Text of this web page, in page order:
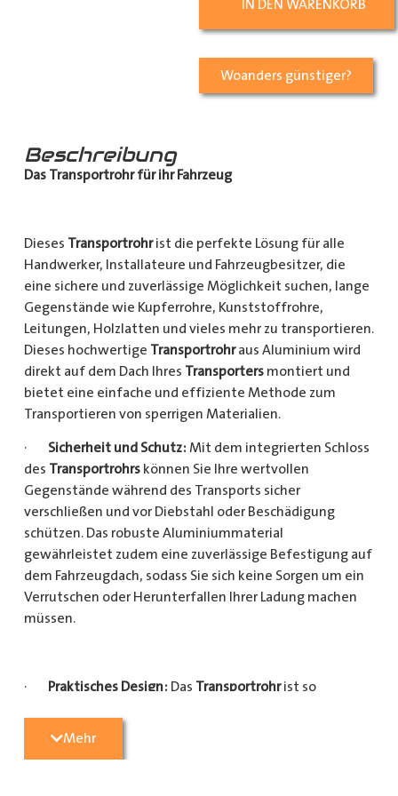
IN DEN WARENKORB
Woanders günstiger?
Beschreibung
Das Transportrohr für ihr Fahrzeug
Dieses Transportrohrist die perfekte Lösung für alle
Handwerker, Installateure und Fahrzeugbesitzer, die
eine sichere und zuverlässige Möglichkeit suchen, lange
Gegenstände wie Kupferrohre, Kunststoffrohre,
Leitungen, Holzlatten und vieles mehr zu transportieren.
Dieses hochwertige Transportrohraus Aluminium wird
direkt auf dem Dach Ihres Transportersmontiert und
bietet eine einfache und effiziente Methode zum
Transportieren von sperrigen Materialien.
· Sicherheit und Schutz: Mit dem integrierten Schloss
des Transportrohrskönnen Sie Ihre wertvollen
Gegenstände während des Transports sicher
verschließen und vor Diebstahl oder Beschädigung
schützen. Das robuste Aluminiummaterial
gewährleistet zudem eine zuverlässige Befestigung auf
dem Fahrzeugdach, sodass Sie sich keine Sorgen um ein
Verrutschen oder Herunterfallen Ihrer Ladung machen
müssen.
· Praktisches Design: Das Transportrohrist so
Gegenständen sicher und einfach transportieren kann
Mehr